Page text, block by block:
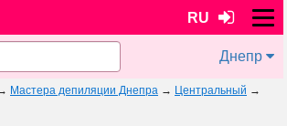
RU
Днепр
Мастера депиляции Днепра → Центральный →